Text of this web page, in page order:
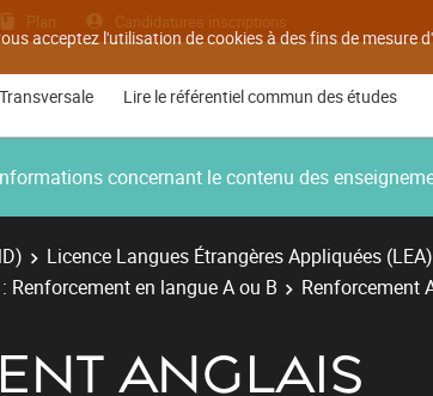
acceptez l'utilisation de cookies à des fins de mesure
Plan Candidatures inscriptions
Lire le référentiel commun des études
concernant le contenu des
Licence Langues Étrangères Appliquées (LEA)
Renforcement en langue A ou B Renforcement
ANGLAIS